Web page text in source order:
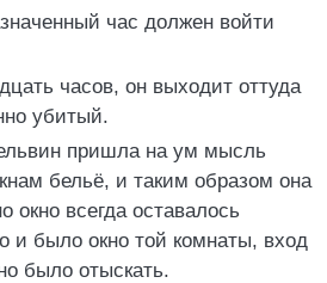
час должен войти
часов, он выходит оттуда
убитый.
пришла на ум мысль
бельё, и таким образом она
окно всегда оставалось
и было окно той комнаты, вход
было отыскать.